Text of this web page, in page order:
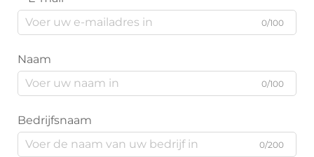
0/100
Naam
0/100
Bedrijfsnaam
0/200